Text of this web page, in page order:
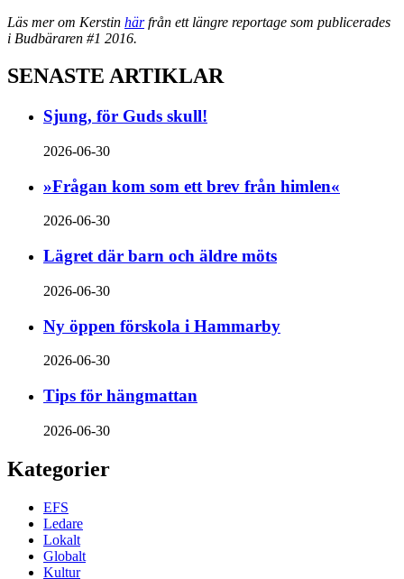
Läs mer om Kerstin härfrån ett längre reportage som publicerades
i Budbäraren #1 2016.
SENASTE ARTIKLAR
Sjung, för Guds skull!
2026-06-30
»Frågan kom som ett brev från himlen«
2026-06-30
Lägret där barn och äldre möts
2026-06-30
Ny öppen förskola i Hammarby
2026-06-30
Tips för hängmattan
2026-06-30
Kategorier
EFS
Ledare
Lokalt
Globalt
Kultur